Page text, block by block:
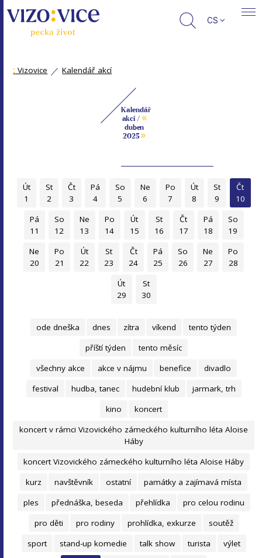
CS
: Vizovice Kalendář akcí
Kalendář
akcí / «
duben
2025»
Út
1
St
2
Čt
3
Pá
4
So
5
Ne
6
Po
7
Út
8
St
9
Čt
10
Pá
11
So
12
Ne
13
Po
14
Út
15
St
16
Čt
17
Pá
18
So
19
Ne
20
Po
21
Út
22
St
23
Čt
24
Pá
25
So
26
Ne
27
Po
28
Út
29
St
30
ode dneška dnes zítra víkend
tento týden
příští týden
tento měsíc
všechny akce
akce v nájmu benefice
divadlo
festival
hudba, tanec hudební klub
jarmark, trh
kino
koncert
koncert v rámci Vizovického zámeckého kulturního léta Aloise
Háby
koncert Vizovického zámeckého kulturního léta Aloise Háby
kurz
navštěvník ostatní
památky a zajímavá místa
ples
přednáška, beseda přehlídka
pro celou rodinu
pro děti
pro rodiny prohlídka, exkurze
soutěž
sport
stand-up komedie talk show turista
výlet